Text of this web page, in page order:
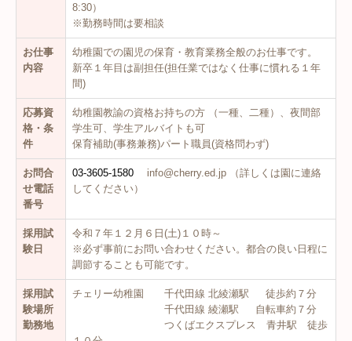
8:30）
※勤務時間は要相談
お仕事
内容
幼稚園での園児の保育・教育業務全般のお仕事です。
新卒１年目は副担任(担任業ではなく仕事に慣れる１年
間)
応募資
格・条
件
幼稚園教諭の資格お持ちの方 （一種、二種）、夜間部
学生可、学生アルバイトも可
保育補助(事務兼務)パート職員(資格問わず)
お問合
せ電話
番号
03-3605-1580 info@cherry.ed.jp （詳しくは園に連絡
してください）
採用試
験日
令和７年１２月６日(土)１０時～
※必ず事前にお問い合わせください。都合の良い日程に
調節することも可能です。
採用試
験場所
勤務地
チェリー幼稚園 千代田線 北綾瀬駅 徒歩約７分
千代田線 綾瀬駅 自転車約７分
つくばエクスプレス 青井駅 徒歩